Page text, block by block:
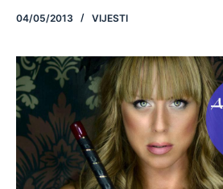
04/05/2013 VIJESTI